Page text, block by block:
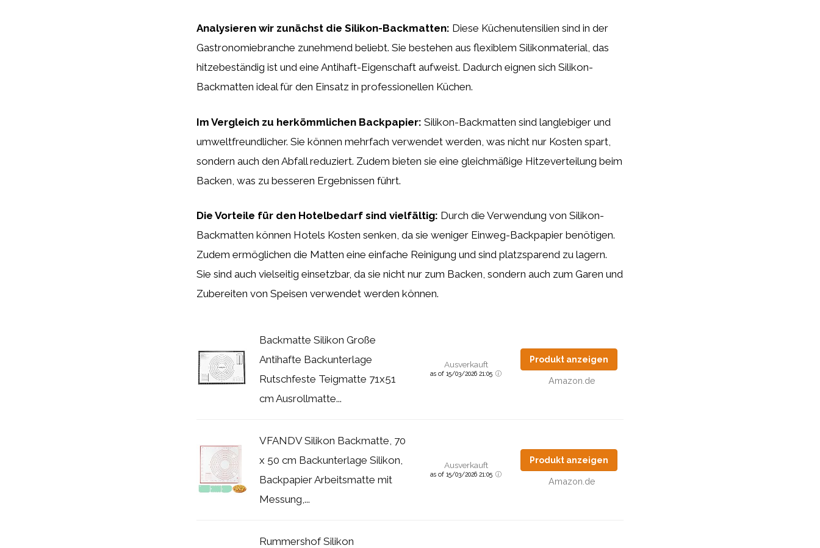
Analysieren wir zunächst die Silikon-Backmatten: Diese Küchenutensilien sind in der
Gastronomiebranche zunehmend beliebt. Sie bestehen aus flexiblem Silikonmaterial, das
hitzebeständig ist und eine Antihaft-Eigenschaft aufweist. Dadurch eignen sich Silikon-
Backmatten ideal für den Einsatz in professionellen Küchen.
Im Vergleich zu herkömmlichen Backpapier: Silikon-Backmatten sind langlebiger und
umweltfreundlicher. Sie können mehrfach verwendet werden, was nicht nur Kosten spart,
sondern auch den Abfall reduziert. Zudem bieten sie eine gleichmäßige Hitzeverteilung beim
Backen, was zu besseren Ergebnissen führt.
Die Vorteile für den Hotelbedarf sind vielfältig: Durch die Verwendung von Silikon-
Backmatten können Hotels Kosten senken, da sie weniger Einweg-Backpapier benötigen.
Zudem ermöglichen die Matten eine einfache Reinigung und sind platzsparend zu lagern.
Sie sind auch vielseitig einsetzbar, da sie nicht nur zum Backen, sondern auch zum Garen und
Zubereiten von Speisen verwendet werden können.
Backmatte Silikon Große
Antihafte Backunterlage
Rutschfeste Teigmatte 71x51
cm Ausrollmatte...
Ausverkauft
as of 15/03/2026 21:05
Produkt anzeigen
Amazon.de
VFANDV Silikon Backmatte, 70
x 50 cm Backunterlage Silikon,
Backpapier Arbeitsmatte mit
Messung,...
Ausverkauft
as of 15/03/2026 21:05
Produkt anzeigen
Amazon.de
Rummershof Silikon